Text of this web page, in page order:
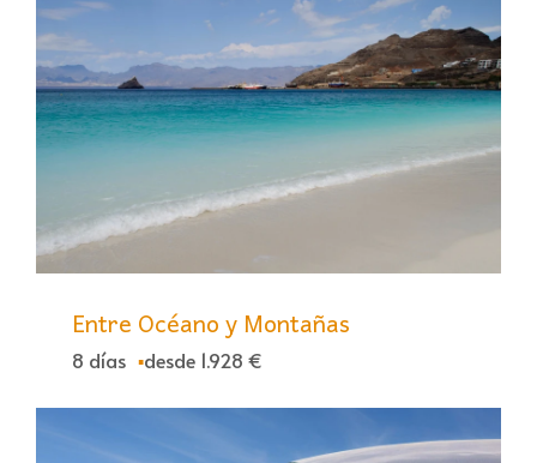
Entre Océano y Montañas
8 días desde 1.928 €